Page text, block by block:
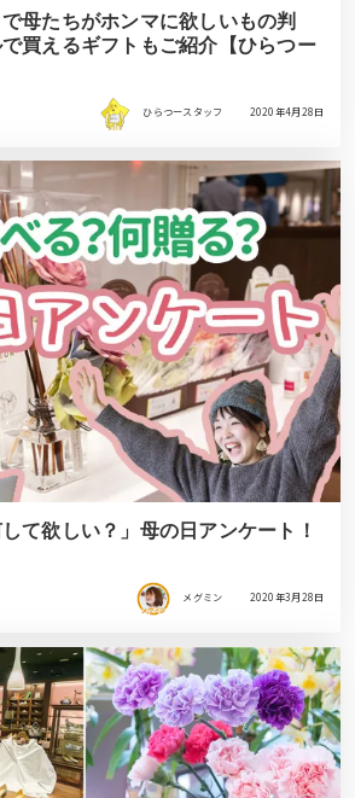
母たちがホンマに欲しいもの判
買えるギフトもご紹介【ひらつー
ひらつースタッフ 2020年4月28日
て欲しい？」母の日アンケート！
メグミン 2020年3月28日